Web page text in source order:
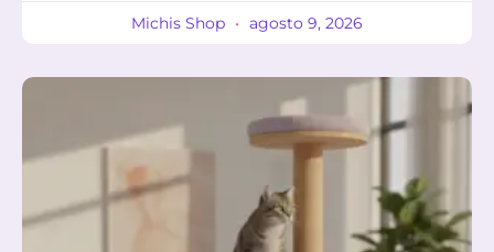
Michis Shop agosto 9, 2026